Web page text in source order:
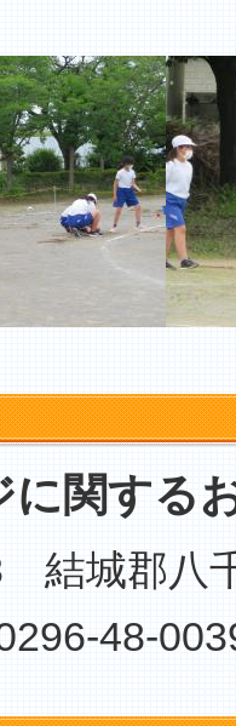
に関する
結城郡八
48-